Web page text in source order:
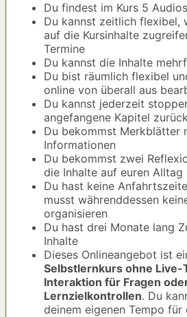
Du findest im Kurs 5 Audios
Du kannst zeitlich flexibel,
auf die Kursinhalte
Termine
Du kannst die Inhalte
Du bist räumlich flexibel
online von überall aus
Du kannst jederzeit
angefangene Kapitel
Du bekommst Merkblätter
Informationen
Du bekommst zwei
die Inhalte auf euren
Du hast keine
musst währenddessen
organisieren
Du hast drei Monate lang
Inhalte
Dieses Onlineangebot ist
Selbstlernkurs ohne Live-
Interaktion für Fragen
Lernzielkontrollen. Du
deinem eigenen Tempo für